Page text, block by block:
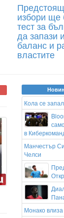
избори ще
тест за
да запази
баланс и
властите
Кола се
в
Манчестър
Челси
Монако влиза